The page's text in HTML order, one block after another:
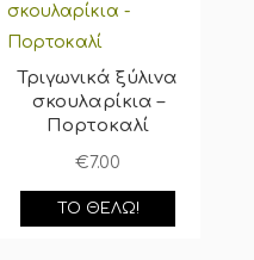
Τριγωνικά ξύλινα
σκουλαρίκια –
Πορτοκαλί
€7.00
ΤΟ ΘΈΛΩ!